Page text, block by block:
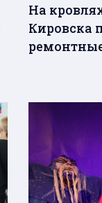
На
Кировска